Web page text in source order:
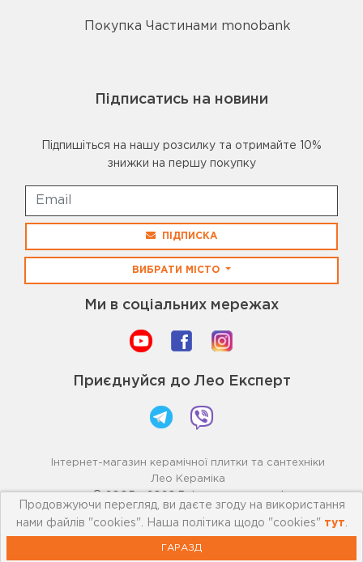
Покупка Частинами monobank
Підписатись на новини
Підпишіться на нашу розсилку та отримайте 10%
знижки на першу покупку
ПІДПИСКА
ВИБРАТИ МІСТО
Ми в соціальних мережах
Приєднуйся до Лео Експерт
Інтернет-магазин керамічної плитки та сантехніки
Лео Кераміка
© 2005 - 2026 Всі права захищені
Продовжуючи перегляд, ви даєте згоду на використання
нами файлів "cookies". Наша політика щодо "cookies" тут
ГАРАЗД